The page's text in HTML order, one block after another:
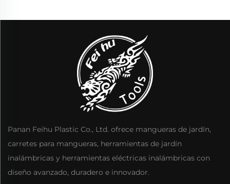
Panan Feihu Plastic Co., Ltd. ofrece mangueras de jardín,
carretes para mangueras, herramientas de jardín
inalámbricas y herramientas eléctricas inalámbricas con
diseño avanzado, duradero e innovador.